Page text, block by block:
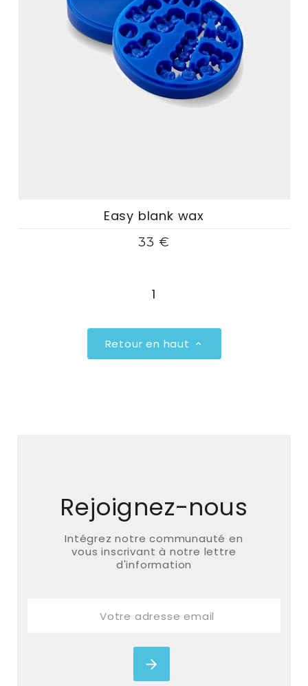
Easy blank wax
33 €
1
Retour en haut 
Rejoignez-nous
Intégrez notre communauté en
vous inscrivant à notre lettre
d'information